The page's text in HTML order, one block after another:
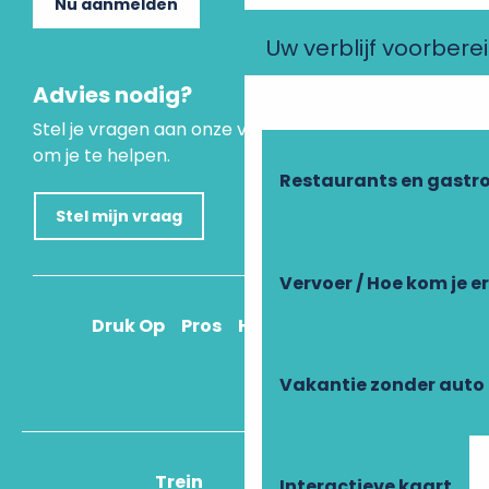
Uw verblijf
Restaurants en
Vervoer / Hoe kom je
Vakantie zonder auto
Advies nodig?
Stel je vragen aan onze virtuele assistent, die er is
om je te helpen.
Stel mijn vraag
Druk Op Pros Hoe kom ik daar?
Trein Vliegtuig